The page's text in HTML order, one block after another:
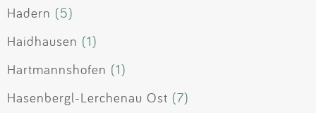
Hadern (5)
Haidhausen (1)
Hartmannshofen (1)
Hasenbergl-Lerchenau Ost (7)